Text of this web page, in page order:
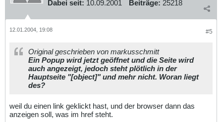
Dabei seit: 10.09.2001 Beiträge: 25218
#5
12.01.2004, 19:08
Original geschrieben von markusschmitt
Ein Popup wird jetzt geöffnet und die Seite wird
auch angezeigt, jedoch steht plötlich in der
Hauptseite "[object]" und mehr nicht. Woran liegt
des?
weil du einen link geklickt hast, und der browser dann das
anzeigen soll, was im href steht.